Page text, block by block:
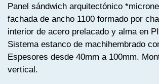
Panel sándwich arquitectónico
fachada de ancho 1100 formado por
interior de acero prelacado y alma en
Sistema estanco de machihembrado
Espesores desde 40mm a 100mm.
vertical.